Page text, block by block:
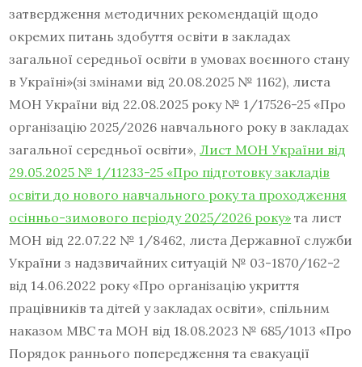
затвердження методичних рекомендацій щодо
окремих питань здобуття освіти в закладах
загальної середньої освіти в умовах воєнного стану
в Україні»(зі змінами від 20.08.2025 № 1162), листа
МОН України від 22.08.2025 року № 1/17526-25 «Про
організацію 2025/2026 навчального року в закладах
загальної середньої освіти»,Лист МОН України від
29.05.2025 № 1/11233-25 «Про підготовку закладів
освіти до нового навчального року та проходження
осінньо-зимового періоду 2025/2026 року» та лист
МОН від 22.07.22 № 1/8462, листа Державної служби
України з надзвичайних ситуацій № 03-1870/162-2
від 14.06.2022 року «Про організацію укриття
працівників та дітей у закладах освіти», спільним
наказом МВС та МОН від 18.08.2023 № 685/1013 «Про
Порядок раннього попередження та евакуації